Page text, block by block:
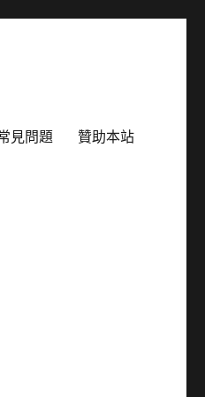
見問題 贊助本站